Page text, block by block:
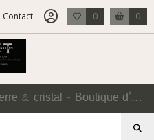
Contact 0 0
Bijoux en pierres naturelles, verre & cristal - Boutique d'Accessoires